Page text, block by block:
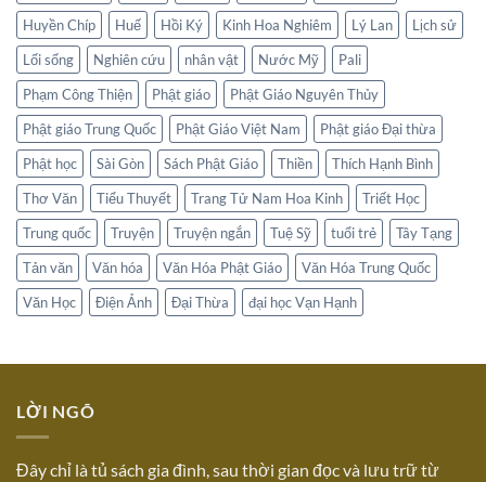
Huyền Chíp
Huế Hồi Ký Kinh Hoa Nghiêm Lý Lan
Lịch sử
Lối sống
Nghiên cứu nhân vật Nước Mỹ
Pali
Phạm Công Thiện
Phật giáo
Phật Giáo Nguyên Thủy
Phật giáo Trung Quốc
Phật Giáo Việt Nam
Phật giáo Đại thừa
Phật học
Sài Gòn Sách Phật Giáo Thiền
Thích Hạnh Bình
Thơ Văn
Tiểu Thuyết Trang Tử Nam Hoa Kinh
Triết Học
Trung quốc
Truyện Truyện ngắn Tuệ Sỹ tuổi trẻ
Tây Tạng
Tản văn
Văn hóa Văn Hóa Phật Giáo
Văn Hóa Trung Quốc
Văn Học
Điện Ảnh Đại Thừa đại học Vạn Hạnh
LỜI NGÕ
Đây chỉ là tủ sách gia đình, sau thời gian đọc và lưu trữ từ